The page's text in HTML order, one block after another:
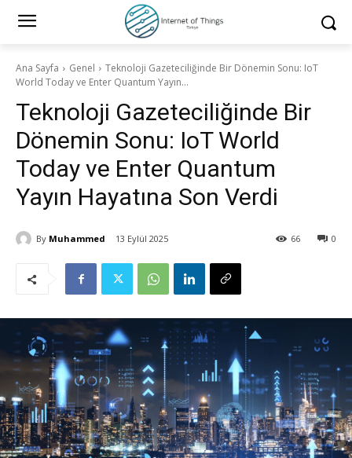
Ana Sayfa Genel
Teknoloji Gazeteciliğinde Bir Dönemin Sonu: IoT
World Today ve Enter Quantum Yayın...
Teknoloji Gazeteciliğinde Bir
Dönemin Sonu: IoT World
Today ve Enter Quantum
Yayın Hayatına Son Verdi
By Muhammed 13 Eylül 2025 0
66